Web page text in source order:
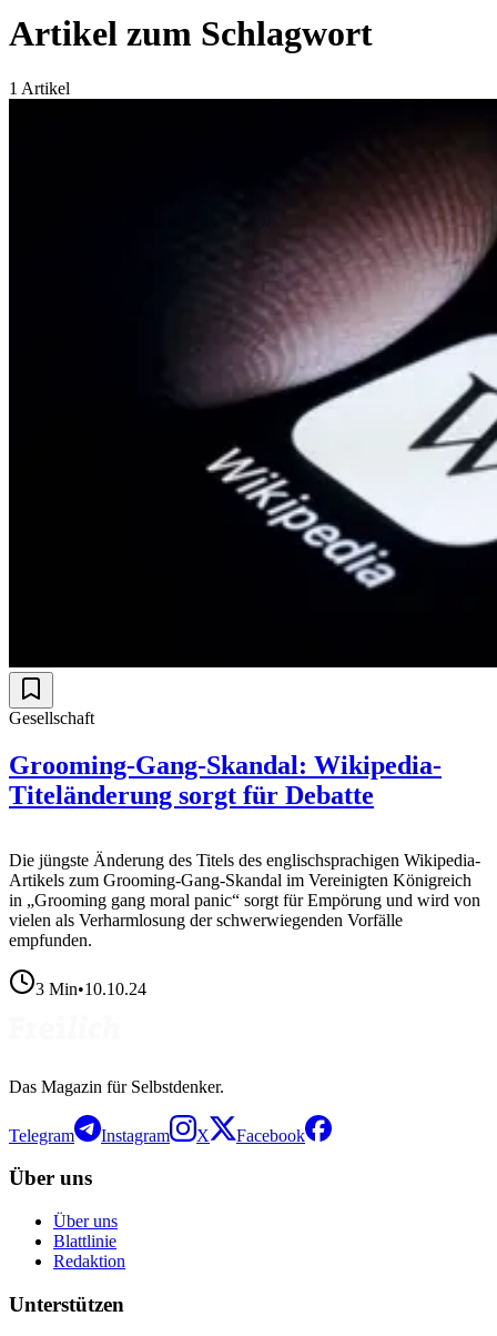
Artikel zum Schlagwort
1 Artikel
Gesellschaft
Grooming-Gang-Skandal: Wikipedia-
Titeländerung sorgt für Debatte
Die jüngste Änderung des Titels des englischsprachigen Wikipedia-
Artikels zum Grooming-Gang-Skandal im Vereinigten Königreich
in „Grooming gang moral panic“ sorgt für Empörung und wird von
vielen als Verharmlosung der schwerwiegenden Vorfälle
empfunden.
3 Min•10.10.24
Das Magazin für Selbstdenker.
Telegram Instagram X Facebook
Über uns
Über uns
Blattlinie
Redaktion
Unterstützen